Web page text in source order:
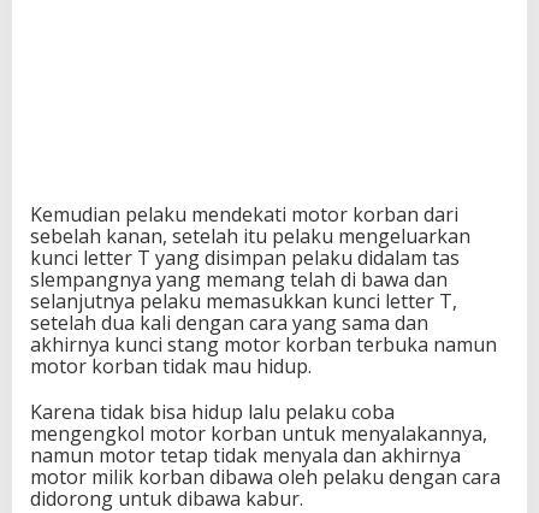
Kemudian pelaku mendekati motor korban dari
sebelah kanan, setelah itu pelaku mengeluarkan
kunci letter T yang disimpan pelaku didalam tas
slempangnya yang memang telah di bawa dan
selanjutnya pelaku memasukkan kunci letter T,
setelah dua kali dengan cara yang sama dan
akhirnya kunci stang motor korban terbuka namun
motor korban tidak mau hidup.
Karena tidak bisa hidup lalu pelaku coba
mengengkol motor korban untuk menyalakannya,
namun motor tetap tidak menyala dan akhirnya
motor milik korban dibawa oleh pelaku dengan cara
didorong untuk dibawa kabur.